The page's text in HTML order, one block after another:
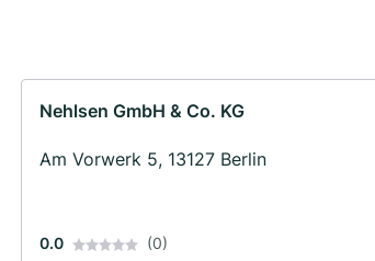
Nehlsen GmbH & Co. KG
Am Vorwerk 5, 13127 Berlin
0.0 (0)